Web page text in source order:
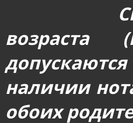
возраста
наличии
обоих